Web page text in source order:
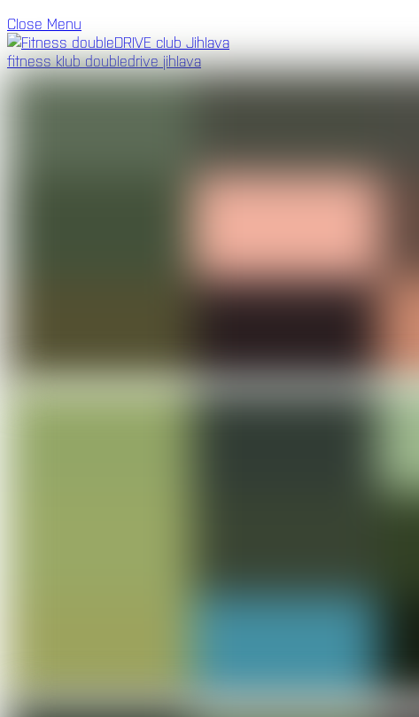
Close Menu
fitness klub doubledrive jihlava